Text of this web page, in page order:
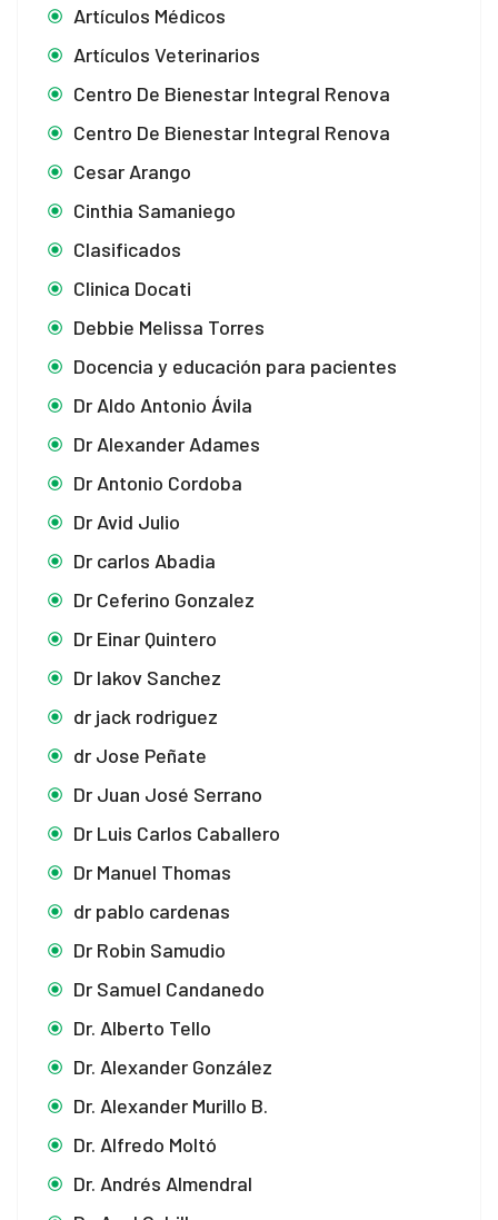
Artículos Médicos
Artículos Veterinarios
Centro De Bienestar Integral Renova
Centro De Bienestar Integral Renova
Cesar Arango
Cinthia Samaniego
Clasificados
Clinica Docati
Debbie Melissa Torres
Docencia y educación para pacientes
Dr Aldo Antonio Ávila
Dr Alexander Adames
Dr Antonio Cordoba
Dr Avid Julio
Dr carlos Abadia
Dr Ceferino Gonzalez
Dr Einar Quintero
Dr Iakov Sanchez
dr jack rodriguez
dr Jose Peñate
Dr Juan José Serrano
Dr Luis Carlos Caballero
Dr Manuel Thomas
dr pablo cardenas
Dr Robin Samudio
Dr Samuel Candanedo
Dr. Alberto Tello
Dr. Alexander González
Dr. Alexander Murillo B.
Dr. Alfredo Moltó
Dr. Andrés Almendral